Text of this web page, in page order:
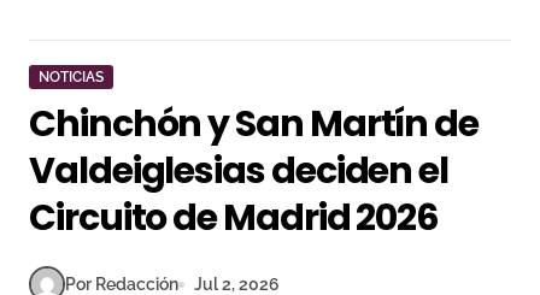
NOTICIAS
Chinchón y San Martín de
Valdeiglesias deciden el
Circuito de Madrid 2026
Por Redacción Jul 2, 2026